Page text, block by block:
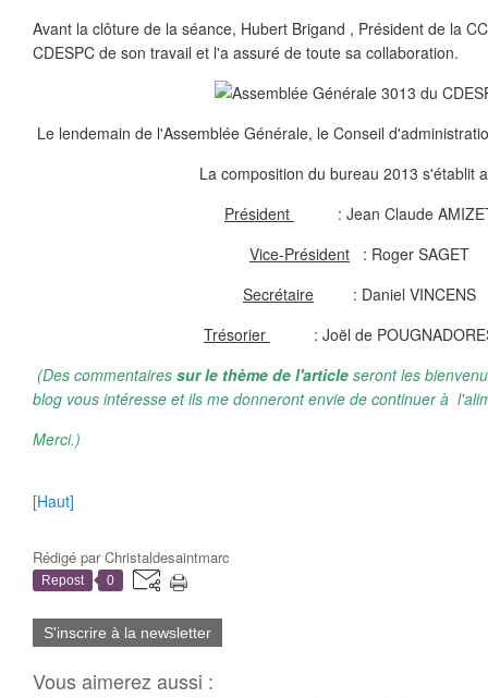
Avant la clôture de la séance, Hubert Brigand , Président de la
CDESPC de son travail et l'a assuré de toute sa collaboration.
Le lendemain de l'Assemblée Générale, le Conseil
La composition du bureau 2013 s'établit
Président
: Jean Claude
Vice-Président : Roger SAGET
Secrétaire : Daniel VINCENS
Trésorier
: Joël de
(Des commentaires sur le thème de l'article seront les
blog vous intéresse et ils me donneront envie de continuer à
Merci.)
[Haut]
Rédigé parChristaldesaintmarc
Repost 0
S'inscrire à la newsletter
Vous aimerez aussi :